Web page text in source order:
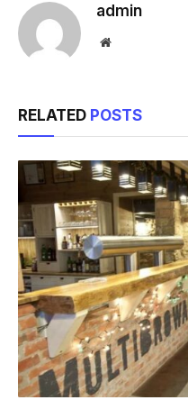
admin
Website
RELATED POSTS